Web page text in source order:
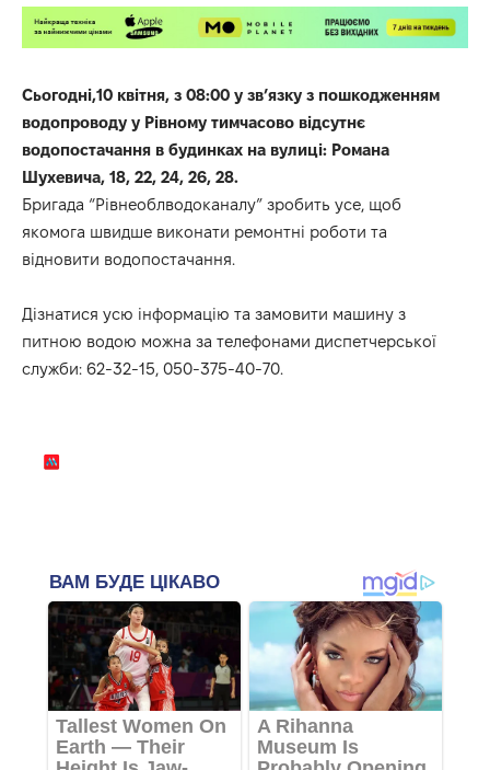
Сьогодні,10 квітня, з 08:00 у зв’язку з пошкодженням
водопроводу у Рівному тимчасово відсутнє
водопостачання в будинках на вулиці: Романа
Шухевича, 18, 22, 24, 26, 28.
Бригада “Рівнеоблводоканалу” зробить усе, щоб
якомога швидше виконати ремонтні роботи та
відновити водопостачання.
Дізнатися усю інформацію та замовити машину з
питною водою можна за телефонами диспетчерської
служби: 62-32-15, 050-375-40-70.